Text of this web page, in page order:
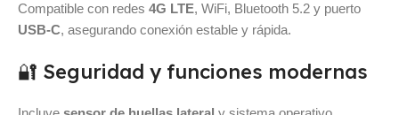
Compatible con redes 4G LTE, WiFi, Bluetooth 5.2 y puerto
USB-C, asegurando conexión estable y rápida.
🔐 Seguridad y funciones modernas